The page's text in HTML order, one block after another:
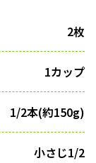
2枚
1カップ
1/2本(約150g)
小さじ1/2